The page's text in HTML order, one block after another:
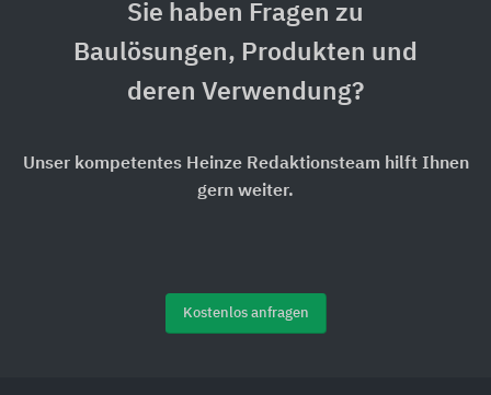
Sie haben Fragen zu
Baulösungen, Produkten und
deren Verwendung?
Unser kompetentes Heinze Redaktionsteam hilft Ihnen
gern weiter.
Kostenlos anfragen